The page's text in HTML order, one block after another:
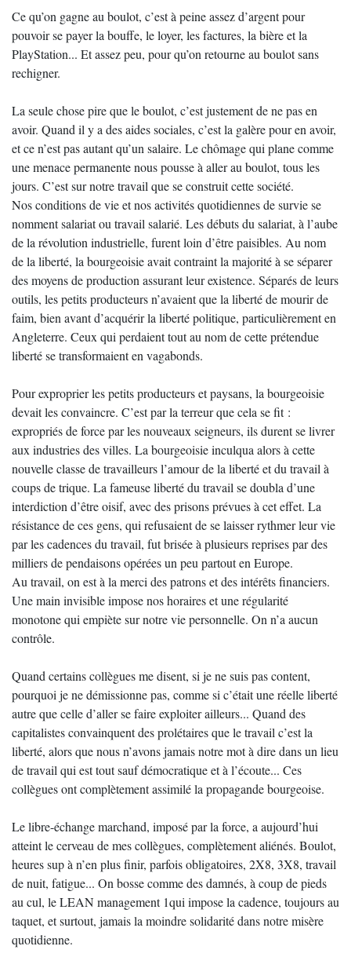
Ce qu’on gagne au boulot, c’est à peine assez d’argent pour
pouvoir se payer la bouffe, le loyer, les factures, la bière et la
PlayStation... Et assez peu, pour qu’on retourne au boulot sans
rechigner.
La seule chose pire que le boulot, c’est justement de ne pas en
avoir. Quand il y a des aides sociales, c’est la galère pour en avoir,
et ce n’est pas autant qu’un salaire. Le chômage qui plane comme
une menace permanente nous pousse à aller au boulot, tous les
jours. C’est sur notre travail que se construit cette société.
Nos conditions de vie et nos activités quotidiennes de survie se
nomment salariat ou travail salarié. Les débuts du salariat, à l’aube
de la révolution industrielle, furent loin d’être paisibles. Au nom
de la liberté, la bourgeoisie avait contraint la majorité à se séparer
des moyens de production assurant leur existence. Séparés de leurs
outils, les petits producteurs n’avaient que la liberté de mourir de
faim, bien avant d’acquérir la liberté politique, particulièrement en
Angleterre. Ceux qui perdaient tout au nom de cette prétendue
liberté se transformaient en vagabonds.
Pour exproprier les petits producteurs et paysans, la bourgeoisie
devait les convaincre. C’est par la terreur que cela se fit :
expropriés de force par les nouveaux seigneurs, ils durent se livrer
aux industries des villes. La bourgeoisie inculqua alors à cette
nouvelle classe de travailleurs l’amour de la liberté et du travail à
coups de trique. La fameuse liberté du travail se doubla d’une
interdiction d’être oisif, avec des prisons prévues à cet effet. La
résistance de ces gens, qui refusaient de se laisser rythmer leur vie
par les cadences du travail, fut brisée à plusieurs reprises par des
milliers de pendaisons opérées un peu partout en Europe.
Au travail, on est à la merci des patrons et des intérêts financiers.
Une main invisible impose nos horaires et une régularité
monotone qui empiète sur notre vie personnelle. On n’a aucun
contrôle.
Quand certains collègues me disent, si je ne suis pas content,
pourquoi je ne démissionne pas, comme si c’était une réelle liberté
autre que celle d’aller se faire exploiter ailleurs... Quand des
capitalistes convainquent des prolétaires que le travail c’est la
liberté, alors que nous n’avons jamais notre mot à dire dans un lieu
de travail qui est tout sauf démocratique et à l’écoute... Ces
collègues ont complètement assimilé la propagande bourgeoise.
Le libre-échange marchand, imposé par la force, a aujourd’hui
atteint le cerveau de mes collègues, complètement aliénés. Boulot,
heures sup à n’en plus finir, parfois obligatoires, 2X8, 3X8, travail
de nuit, fatigue... On bosse comme des damnés, à coup de pieds
au cul, le LEAN management 1qui impose la cadence, toujours au
taquet, et surtout, jamais la moindre solidarité dans notre misère
quotidienne.